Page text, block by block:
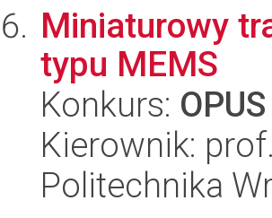
Miniaturowy
typu MEMS
Konkurs:
Kierownik:
Politechnika